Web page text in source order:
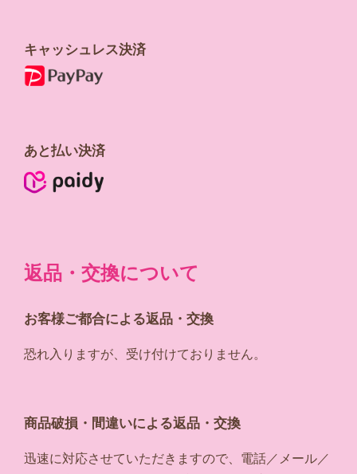
キャッシュレス決済
あと払い決済
返品・交換について
お客様ご都合による返品・交換
恐れ入りますが、受け付けておりません。
商品破損・間違いによる返品・交換
迅速に対応させていただきますので、電話／メール／